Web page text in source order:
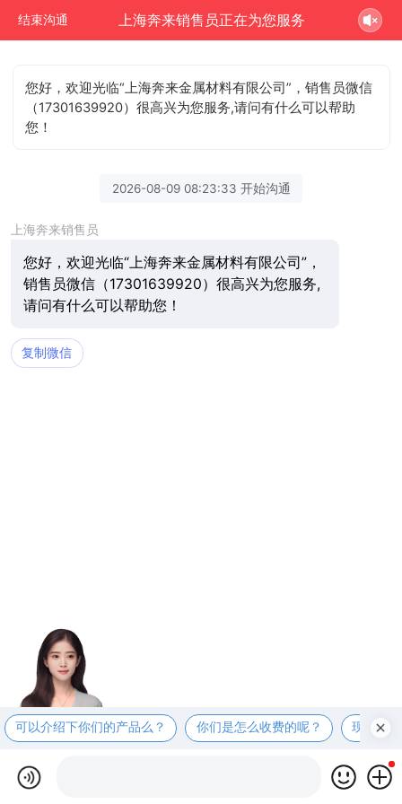
结束沟通 上海奔来销售员正在为您服务
您好，欢迎光临“上海奔来金属材料有限公司”，销售员微信
（17301639920）很高兴为您服务,请问有什么可以帮助
您！
2026-08-09 08:23:33 开始沟通
上海奔来销售员
您好，欢迎光临“上海奔来金属材料有限公司”，
销售员微信（17301639920）很高兴为您服务,
请问有什么可以帮助您！
复制微信
可以介绍下你们的产品么？ 你们是怎么收费的呢？ 现在有